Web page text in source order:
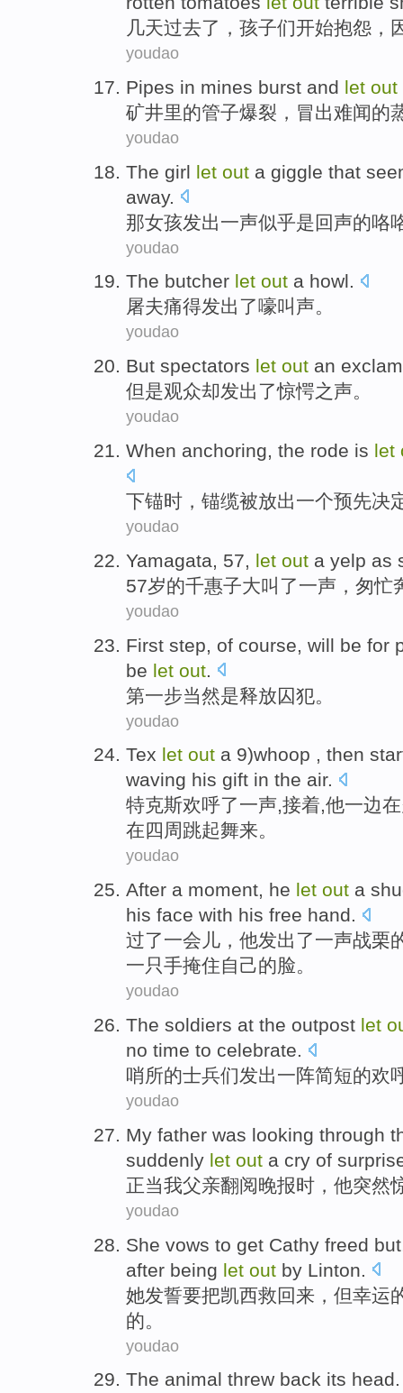
几天过去了，孩子们开始抱怨，
youdao
Pipes in mines burst and let out
矿井里的管子爆裂 ， 冒出难闻的
youdao
The girl let out a giggle that
away.
那女孩发出一声似乎是回声的咯
youdao
The butcher let out a howl.
屠夫痛得发出了嚎叫声。
youdao
But spectators let out an
但是观众却发出了惊愕之声。
youdao
When anchoring, the rode is let
下锚时， 锚缆被放出一个预先决
youdao
Yamagata, 57, let out a yelp as
57岁的千惠子大叫了一声， 匆忙
youdao
First step of course , will be for
be let out
第一步当然是释放囚犯。
youdao
Tex let out a 9)whoop , then
waving his gift in the air.
特克斯欢呼了一声,接着,他一边在
在四周跳起舞来。
youdao
After a moment, he let out a
his face with his free hand.
过了一会儿 ， 他发出了一声战栗
一只手掩住自己的脸。
youdao
The soldiers at the outpost let
no time to celebrate.
哨所的士兵们发出一阵简短的欢
youdao
My father was looking through
suddenly let out a cry of
正当我父亲翻阅晚报时， 他突然
youdao
She vows to get Cathy freed but
after being let out by Linton
她发誓要把凯西救回来， 但幸运
的。
youdao
The animal threw back its